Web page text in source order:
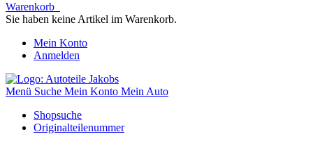
Warenkorb
Sie haben keine Artikel im Warenkorb.
Mein Konto
Anmelden
Menü Suche Mein Konto Mein Auto
Shopsuche
Originalteilenummer